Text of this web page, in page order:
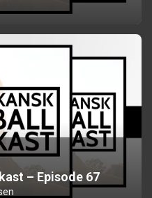
– Episode 67